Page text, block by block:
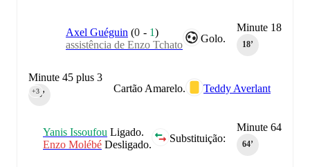
Minute 18
18‎’‎
Golo.
Axel Guéguin (0 - 1)
assistência de Enzo Tchato
Cartão Amarelo. Teddy Averlant
Minute 45 plus 3
45‎’‎
+3
Minute 64
64‎’‎
Substituição:
Yanis Issoufou Ligado.
Enzo Molébé Desligado.